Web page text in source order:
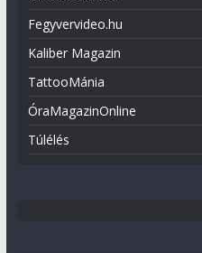
Fegyvervideo.hu
Kaliber Magazin
TattooMánia
ÓraMagazinOnline
Túlélés